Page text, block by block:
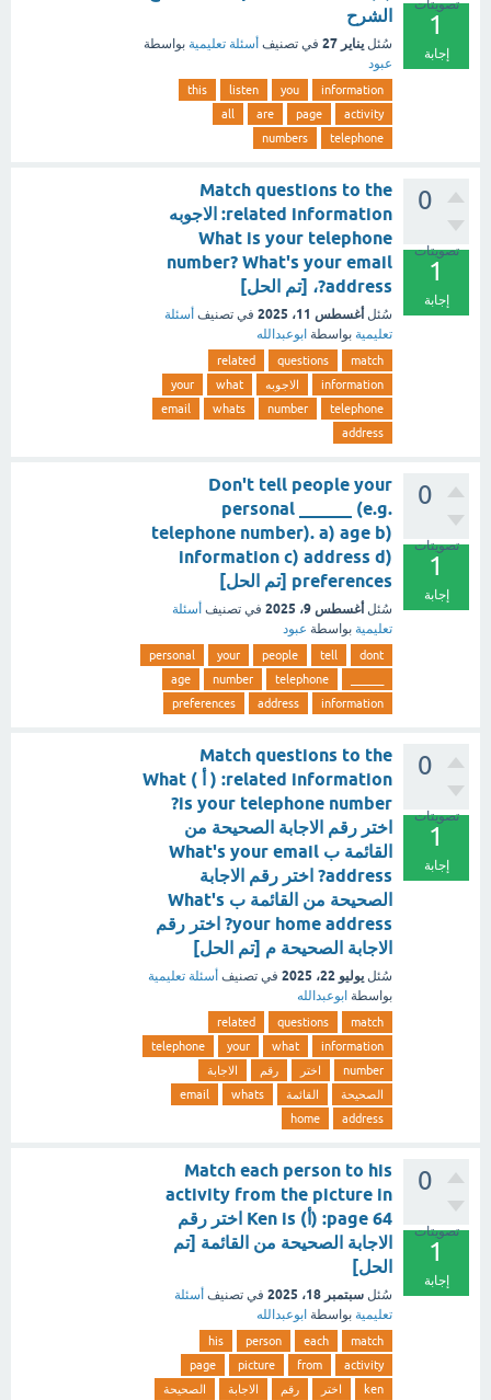
تصويتات
1
إجابة
الشرح
سُئل يناير 27 في تصنيف أسئلة تعليمية بواسطة
عبود
information
you
listen
this
activity
page
are
all
telephone
numbers
0
تصويتات
1
إجابة
Match questions to the
related information: الاجوبه
What is your telephone
number? What's your email
address?، [تم الحل]
سُئل أغسطس 11، 2025 في تصنيف أسئلة
تعليمية بواسطة ابوعبدالله
match
questions
related
information
الاجوبه what
your
telephone
number
whats
email
address
0
تصويتات
1
إجابة
Don't tell people your
personal ______ (e.g.
telephone number). a) age b)
information c) address d)
preferences [تم الحل]
سُئل أغسطس 9، 2025 في تصنيف أسئلة
تعليمية بواسطة عبود
dont
tell
people
your
personal
telephone
number
age
information
address
preferences
0
تصويتات
1
إجابة
Match questions to the
related information: ( أ ) What
is your telephone number?
اختر رقم الاجابة الصحيحة من
القائمة ب What's your email
address? اختر رقم الاجابة
الصحيحة من القائمة ب What's
your home address? اختر رقم
الاجابة الصحيحة م [تم الحل]
سُئل يوليو 22، 2025 في تصنيف أسئلة تعليمية
بواسطة ابوعبدالله
match
questions
related
information
what
your
telephone
number
اختر رقم
الاجابة
الصحيحة
القائمة whats
email
address
home
0
تصويتات
1
إجابة
Match each person to his
activity from the picture in
page 64: (أ) Ken is اختر رقم
الاجابة الصحيحة من القائمة [تم
الحل]
سُئل سبتمبر 18، 2025 في تصنيف أسئلة
تعليمية بواسطة ابوعبدالله
match
each
person
his
activity
from
picture
page
ken
اختر رقم الاجابة
الصحيحة